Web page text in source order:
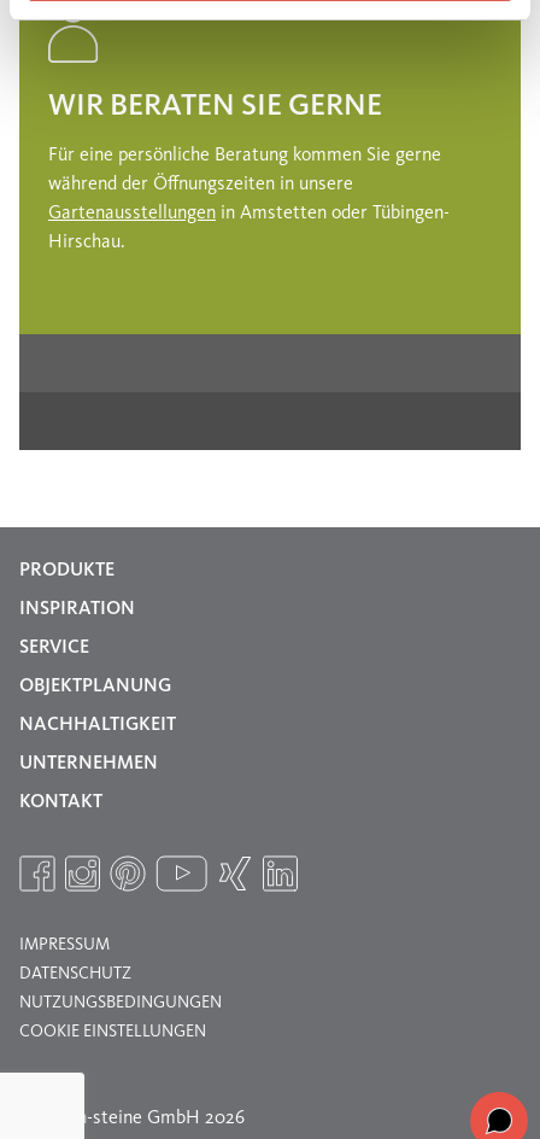
WIR BERATEN SIE GERNE
Für eine persönliche Beratung kommen Sie gerne
während der Öffnungszeiten in unsere
Gartenausstellungen in Amstetten oder Tübingen-
Hirschau.
PRODUKTE
INSPIRATION
SERVICE
OBJEKTPLANUNG
NACHHALTIGKEIT
UNTERNEHMEN
KONTAKT
© braun-steine GmbH 2026
IMPRESSUM
DATENSCHUTZ
NUTZUNGSBEDINGUNGEN
COOKIE EINSTELLUNGEN